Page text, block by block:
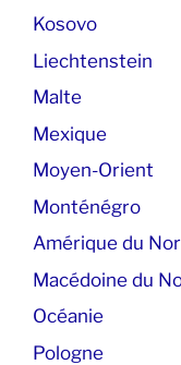
Kosovo
Liechtenstein
Malte
Mexique
Moyen-Orient
Monténégro
Amérique du
Macédoine du
Océanie
Pologne